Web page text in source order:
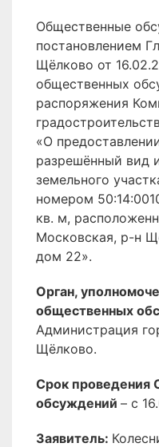
Общественные
постановлением
Щёлково от
общественных
распоряжения
«О
разрешённый вид
земельного
номером
кв. м,
Московская, р-н
дом 22».
Орган,
общественных
Администрация
Щёлково.
Срок проведения
обсуждений – с
Заявитель: